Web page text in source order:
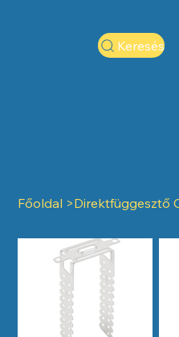
Keresés
Főoldal >Direktfüggesztő